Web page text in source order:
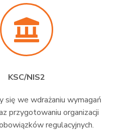
KSC/NIS2
się we wdrażaniu wymagań
przygotowaniu organizacji
regulacyjnych.